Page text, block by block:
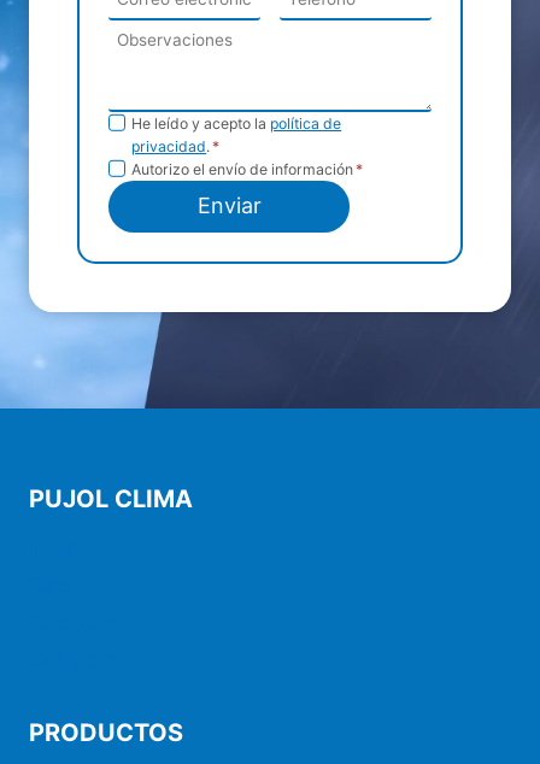
Política de
privacidad
He leído y acepto la política de
privacidad.*
Envío de
información
Autorizo el envío de información*
Enviar
PUJOL CLIMA
PRODUCTOS